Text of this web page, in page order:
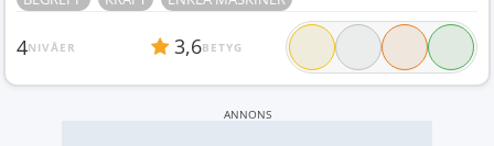
4NIVÅER 3,6BETYG
ANNONS